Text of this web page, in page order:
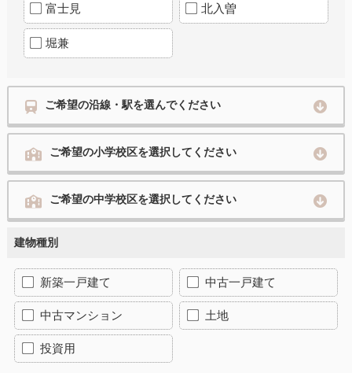
富士見 北入曽
堀兼
ご希望の沿線・駅を選んでください
ご希望の小学校区を選択してください
ご希望の中学校区を選択してください
建物種別
新築一戸建て 中古一戸建て
中古マンション 土地
投資用